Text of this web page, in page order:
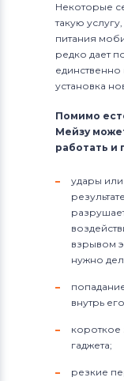
Некоторые
такую
питания
редко дает
установка
Помимо
Мейзу
работать и
удары или
взрывом
нужно
внутрь
короткое
гаджета;
резкие